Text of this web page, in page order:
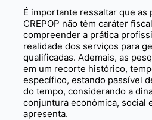
É importante ressaltar que as
CREPOP não têm caráter
compreender a prática
realidade dos serviços para
qualificadas. Ademais, as
em um recorte histórico,
específico, estando passível
do tempo, considerando a
conjuntura econômica, social
apresenta.